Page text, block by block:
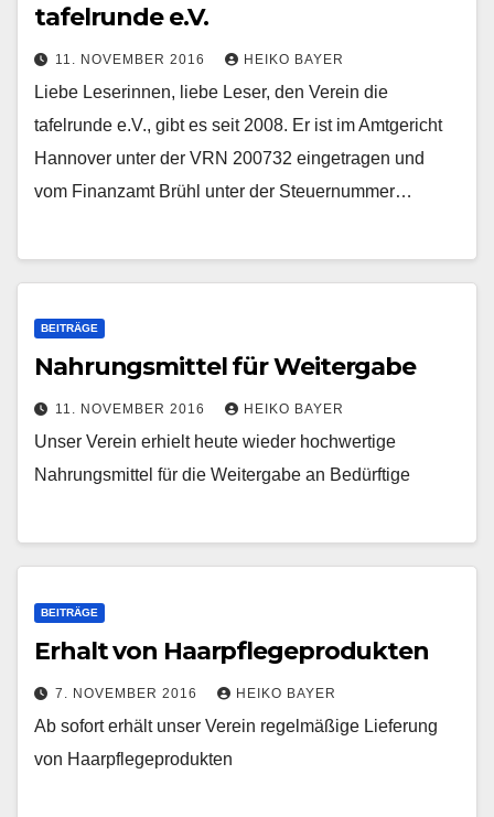
tafelrunde e.V.
11. NOVEMBER 2016 HEIKO BAYER
Liebe Leserinnen, liebe Leser, den Verein die
tafelrunde e.V., gibt es seit 2008. Er ist im Amtgericht
Hannover unter der VRN 200732 eingetragen und
vom Finanzamt Brühl unter der Steuernummer…
BEITRÄGE
Nahrungsmittel für Weitergabe
11. NOVEMBER 2016 HEIKO BAYER
Unser Verein erhielt heute wieder hochwertige
Nahrungsmittel für die Weitergabe an Bedürftige
BEITRÄGE
Erhalt von Haarpflegeprodukten
7. NOVEMBER 2016 HEIKO BAYER
Ab sofort erhält unser Verein regelmäßige Lieferung
von Haarpflegeprodukten